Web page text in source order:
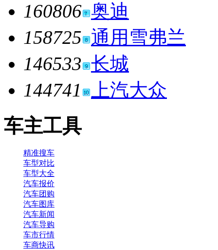
160806 奥迪
158725 通用雪弗兰
146533 长城
144741
上汽大众
车主工具
精准搜车
车型对比
车型大全
汽车报价
汽车团购
汽车图库
汽车新闻
汽车导购
车市行情
车商快讯